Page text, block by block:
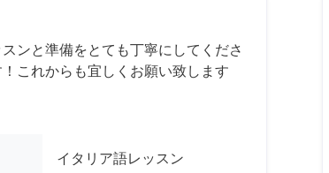
ンと準備をとても丁寧にしてくださ
これからも宜しくお願い致します
イタリア語レッスン